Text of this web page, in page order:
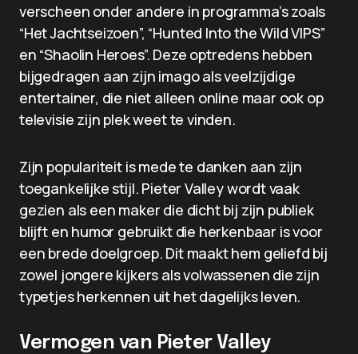
verscheen onder andere in programma’s zoals
“Het Jachtseizoen”, “Hunted Into the Wild VIPS”
en “Shaolin Heroes”. Deze optredens hebben
bijgedragen aan zijn imago als veelzijdige
entertainer, die niet alleen online maar ook op
televisie zijn plek weet te vinden.
Zijn populariteit is mede te danken aan zijn
toegankelijke stijl. Pieter Valley wordt vaak
gezien als een maker die dicht bij zijn publiek
blijft en humor gebruikt die herkenbaar is voor
een brede doelgroep. Dit maakt hem geliefd bij
zowel jongere kijkers als volwassenen die zijn
typetjes herkennen uit het dagelijks leven.
Vermogen van Pieter Valley